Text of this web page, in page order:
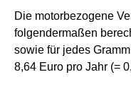
Die motorbezogene
folgendermaßen
sowie für jedes
8,64 Euro pro Jahr (=